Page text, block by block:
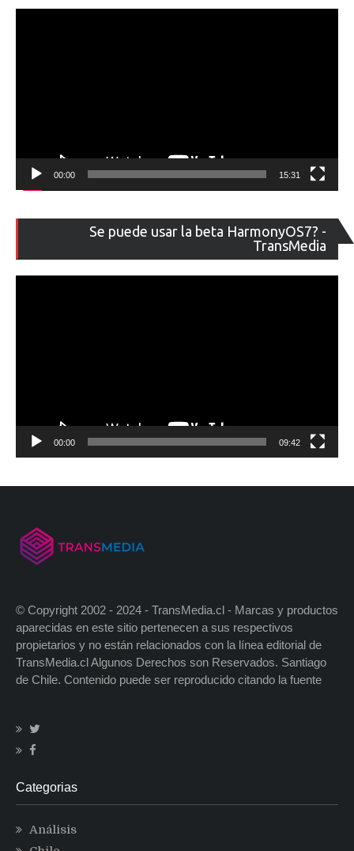
00:00 15:31
Se puede usar la beta HarmonyOS7? -
TransMedia
de
00:00 09:42
© Copyright 2002 - 2024 - TransMedia.cl - Marcas y productos
aparecidas en este sitio pertenecen a sus respectivos
propietarios y no están relacionados con la línea editorial de
TransMedia.cl Algunos Derechos son Reservados. Santiago
de Chile. Contenido puede ser reproducido citando la fuente
Categorias
Análisis